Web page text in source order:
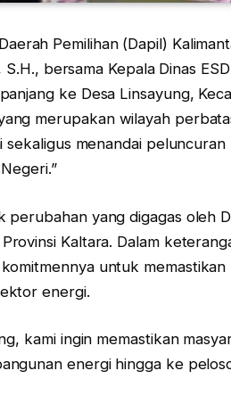
Pemilihan (Dapil)
bersama Kepala Dinas
ke Desa Linsayung,
merupakan wilayah
sekaligus menandai
yang digagas oleh
Kaltara. Dalam
untuk
energi.
kami ingin memastikan
energi hingga ke